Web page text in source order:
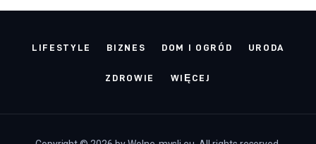
LIFESTYLE BIZNES DOM I OGRÓD URODA
ZDROWIE WIĘCEJ